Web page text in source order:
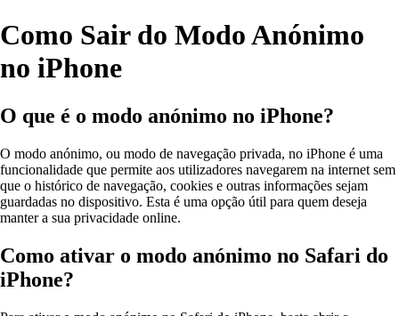
Como Sair do Modo Anónimo
no iPhone
O que é o modo anónimo no iPhone?
O modo anónimo, ou modo de navegação privada, no iPhone é uma
funcionalidade que permite aos utilizadores navegarem na internet sem
que o histórico de navegação, cookies e outras informações sejam
guardadas no dispositivo. Esta é uma opção útil para quem deseja
manter a sua privacidade online.
Como ativar o modo anónimo no Safari do
iPhone?